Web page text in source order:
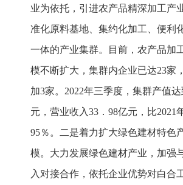
业为依托，引进农产品精深加工产
准化原料基地、集约化加工、便利
一体的产业集群。目前，农产品加
模不断扩大，集群内企业已达23家
加3家。2022年三季度，集群产值
元，营业收入33．98亿元，比2021
95％。二是着力扩大绿色建材特色
模。大力发展绿色建材产业，加强
入对接合作，依托企业优势对白合